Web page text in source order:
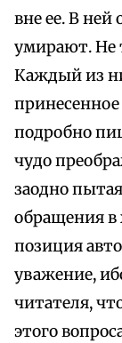
вне ее. В
умирают. Не
Каждый из
подробно
чудо
заодно
обращения в
позиция
уважение,
читателя,
этого